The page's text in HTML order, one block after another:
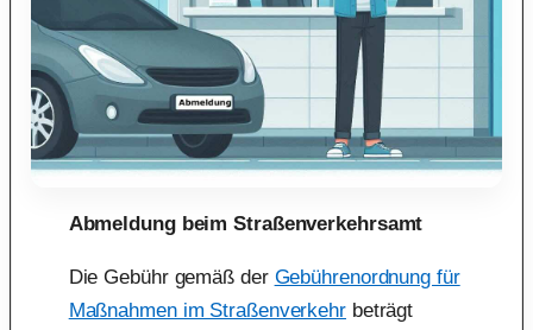
Abmeldung beim Straßenverkehrsamt
Die Gebühr gemäß der Gebührenordnung für
Maßnahmen im Straßenverkehrbeträgt